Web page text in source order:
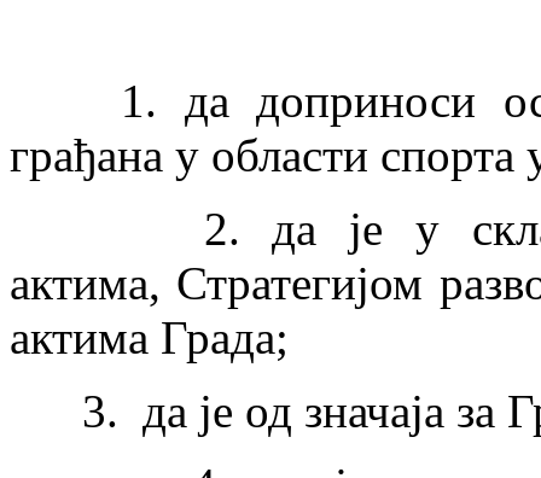
1. да доприноси
грађана у области
2. да је у складу
актима, Стратегијом
aктима Града;
3. да је од значаја за